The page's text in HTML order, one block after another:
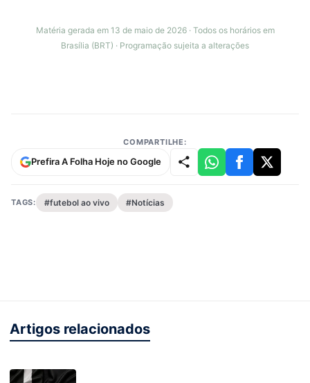
Matéria gerada em 13 de maio de 2026 · Todos os horários em
Brasília (BRT) · Programação sujeita a alterações
COMPARTILHE:
Prefira A Folha Hoje no Google
TAGS: #futebol ao vivo #Notícias
Artigos relacionados